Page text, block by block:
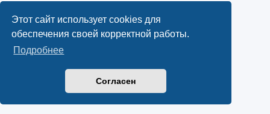
Этот сайт использует cookies для
обеспечения своей корректной работы.
Подробнее
Согласен